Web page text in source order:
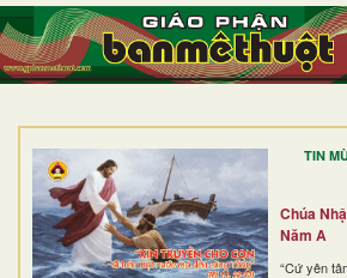
TIN
Chúa
Năm A
“Cứ yên
TRANG NHẤT
GIỚI THIỆU
DÒNG TU
BAN MỤC VỤ
ĐOÀN THỂ CG